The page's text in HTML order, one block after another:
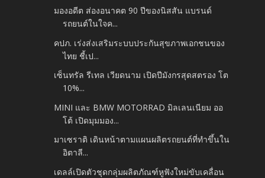
มองอดีต ส่องอนาคต 90 ปีของนิสสัน แบรนด์
รถยนต์ในใจค...
คปภ. เร่งส่งเสริมระบบประกันสุขภาพเอกชนของ
ไทย ชี้เป...
เซ็นทรัล รีเทล เวียดนาม เปิดปีมังกรสุดสตรอง โต
10%...
MINI และ BMW MOTORRAD มิลเลนเนียม ออ
โต้ เปิดมุมมอง...
มาเซราติ เดินหน้าตามแผนผลิตรถยนต์ที่ทำขึ้นใน
อิตาลี...
เดลล์เปิดตัวชุดกลุ่มผลิตภัณฑ์หูฟังใหม่ขับเคลื่อน